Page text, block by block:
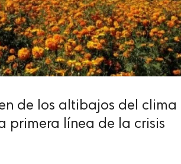
de los altibajos del clima
primera línea de la crisis